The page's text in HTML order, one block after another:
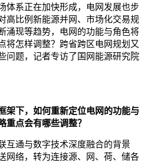
体系正在加快形成，电网发展也步
高比例新能源并网、市场化交易规
涌现等趋势，电网的功能与角色将
将怎样调整？跨省跨区电网规划又
问题，记者专访了国网能源研究院
架下，如何重新定位电网的功能与
重点会有哪些调整？
互通与数字技术深度融合的背景
网络，转为连接源、网、荷、储各